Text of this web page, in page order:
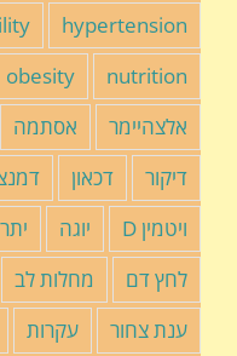
hypertension
nutrition
obesity
אלצהיימר
אסתמה
דיקור
דכאון
ויטמין D
יוגה
לחץ דם
מחלות לב
ענת צחור
עקרות